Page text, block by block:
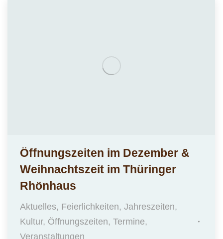
Öffnungszeiten im Dezember &
Weihnachtszeit im Thüringer
Rhönhaus
Aktuelles, Feierlichkeiten, Jahreszeiten,
Kultur, Öffnungszeiten, Termine,
Veranstaltungen